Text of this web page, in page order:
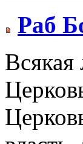
Раб
Всякая